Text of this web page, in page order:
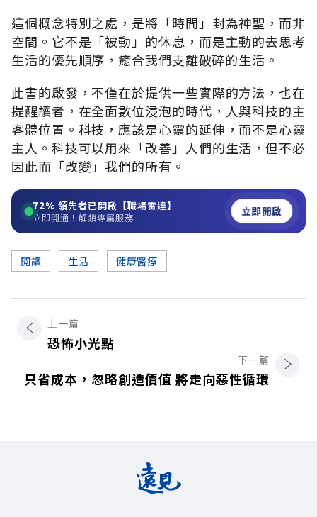
這個概念特別之處，是將「時間」封為神聖，而非
空間。它不是「被動」的休息，而是主動的去思考
生活的優先順序，癒合我們支離破碎的生活。
此書的啟發，不僅在於提供一些實際的方法，也在
提醒讀者，在全面數位浸泡的時代，人與科技的主
客體位置。科技，應該是心靈的延伸，而不是心靈
主人。科技可以用來「改善」人們的生活，但不必
因此而「改變」我們的所有。
72% 領先者已開啟【職場雷達】
立即開通！解鎖專屬服務 立即開啟
閱讀 生活 健康醫療
上一篇
恐怖小光點
下一篇
只省成本，忽略創造價值 將走向惡性循環